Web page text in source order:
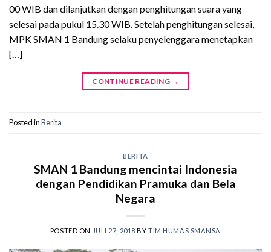
00 WIB dan dilanjutkan dengan penghitungan suara yang
selesai pada pukul 15.30 WIB. Setelah penghitungan selesai,
MPK SMAN 1 Bandung selaku penyelenggara menetapkan
[…]
CONTINUE READING →
Posted inBerita
BERITA
SMAN 1 Bandung mencintai Indonesia
dengan Pendidikan Pramuka dan Bela
Negara
POSTED ON JULI 27, 2018 BYTIM HUMAS SMANSA